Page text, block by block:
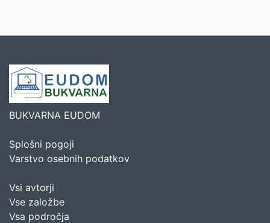
BUKVARNA EUDOM
Splošni pogoji
Varstvo osebnih podatkov
Vsi avtorji
Vse založbe
Vsa področja